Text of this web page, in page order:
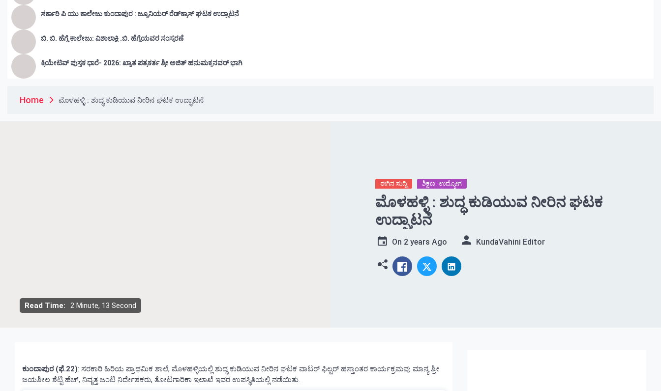
ಸರ್ಕಾರಿ ಪಿ ಯು ಕಾಲೇಜು ಕುಂದಾಪುರ : ಜ್ಯೂನಿಯರ್‌ ರೆಡ್‌ಕ್ರಾಸ್‌ ಘಟಕ ಉದ್ಘಾಟನೆ
ಬಿ. ಬಿ. ಹೆಗ್ಡೆ ಕಾಲೇಜು: ವಿಶಾಲಾಕ್ಷಿ .ಬಿ. ಹೆಗ್ಡೆಯವರ ಸಂಸ್ಮರಣೆ
ಕ್ರಿಯೇಟಿವ್ ಪುಸ್ತಕ ಧಾರೆ- 2026: ಖ್ಯಾತ ಪತ್ರಕರ್ತ ಶ್ರೀ ಅಜಿತ್ ಹನುಮಕ್ಕನವರ್ ಭಾಗಿ
Home ಮೊಳಹಳ್ಳಿ : ಶುದ್ಧ ಕುಡಿಯುವ ನೀರಿನ ಘಟಕ ಉದ್ಘಾಟನೆ
Read Time: 2 Minute, 13 Second
ಈಗಿನ ಸುದ್ದಿ ಶಿಕ್ಷಣ -ಉದ್ಯೋಗ
ಮೊಳಹಳ್ಳಿ : ಶುದ್ಧ ಕುಡಿಯುವ ನೀರಿನ ಘಟಕ
ಉದ್ಘಾಟನೆ
On 2 years Ago KundaVahini Editor
ಕುಂದಾಪುರ (ಫೆ.22): ಸರಕಾರಿ ಹಿರಿಯ ಪ್ರಾಥಮಿಕ ಶಾಲೆ, ಮೊಳಹಳ್ಳಿಯಲ್ಲಿ ಶುದ್ಧ ಕುಡಿಯುವ ನೀರಿನ ಘಟಕ ವಾಟರ್ ಫಿಲ್ಟರ್ ಹಸ್ತಾಂತರ ಕಾರ್ಯಕ್ರಮವು ಮಾನ್ಯ ಶ್ರೀ
ಜಯಶೀಲ ಶೆಟ್ಟಿ ಹೆಚ್, ನಿವೃತ್ತ ಜಂಟಿ ನಿರ್ದೇಶಕರು, ತೋಟಗಾರಿಕಾ ಇಲಾಖೆ ಇವರ ಉಪಸ್ಥಿತಿಯಲ್ಲಿ ನಡೆಯಿತು.